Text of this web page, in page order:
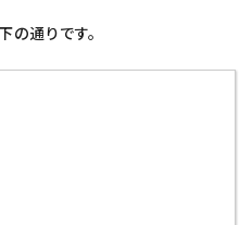
の通りです。